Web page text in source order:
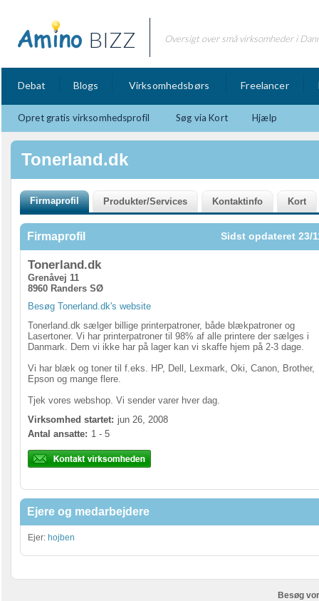
BIZZ Oversigt over små virksomheder i
Debat Blogs Virksomhedsbørs Freelancer
Opret gratis virksomhedsprofil Søg via Kort Hjælp
Tonerland.dk
Firmaprofil Sidst opdateret 23/
Tonerland.dk
Grenåvej 11
8960 Randers SØ
Besøg Tonerland.dk's website
Tonerland.dk sælger billige printerpatroner, både blækpatroner og
Lasertoner. Vi har printerpatroner til 98% af alle printere der sælges i
Danmark. Dem vi ikke har på lager kan vi skaffe hjem på 2-3 dage.
Vi har blæk og toner til f.eks. HP, Dell, Lexmark, Oki, Canon, Brother,
Epson og mange flere.
Tjek vores webshop. Vi sender varer hver dag.
Virksomhed startet: jun 26, 2008
Antal ansatte: 1 - 5
Ejere og medarbejdere
Ejer: hojben
Besøg